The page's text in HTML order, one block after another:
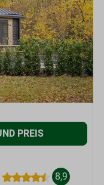
PREIS
8,9